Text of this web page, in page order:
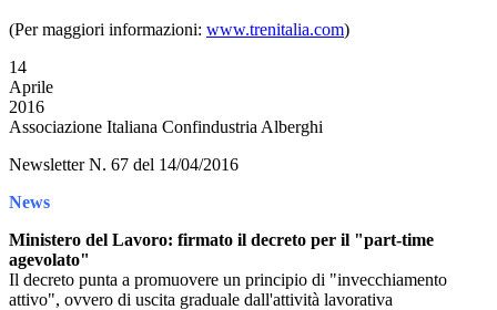
(Per maggiori informazioni: www.trenitalia.com)
14
Aprile
2016
Associazione Italiana Confindustria Alberghi
Newsletter N. 67 del 14/04/2016
News
Ministero del Lavoro: firmato il decreto per il "part-time
agevolato"
Il decreto punta a promuovere un principio di "invecchiamento
attivo", ovvero di uscita graduale dall'attività lavorativa